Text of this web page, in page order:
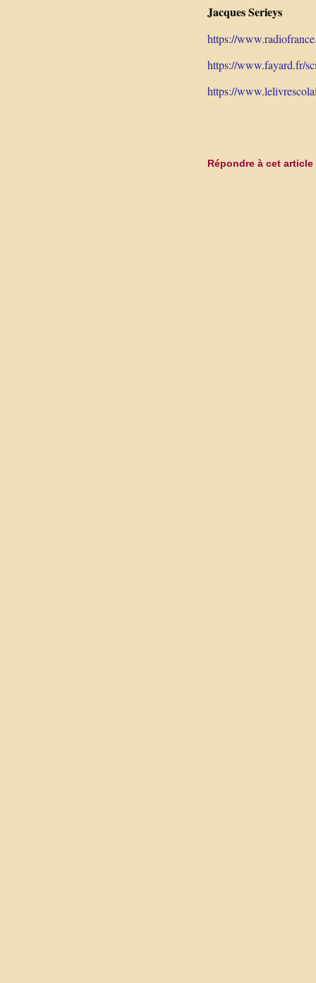
Jacques Serieys
https://
https://www.fayard.fr/
https://
Répondre à cet article